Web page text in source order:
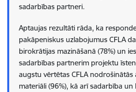
sadarbības partneri.
Aptaujas rezultāti rāda, ka
pakāpeniskus uzlabojumus CFLA
birokrātijas mazināšanā (78%) un
sadarbības partnerim projektu
augstu vērtētas CFLA nodrošinātās
materiāli (96%), kā arī sadarbība un